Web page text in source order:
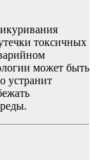
токсичных
может быть
устранит